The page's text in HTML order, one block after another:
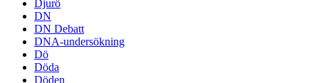
Djurö
DN
DN Debatt
DNA-undersökning
Dö
Döda
Döden